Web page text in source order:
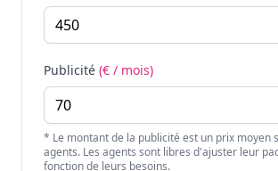
Publicité (€ / mois)
* Le montant de la publicité est un prix moyen
agents. Les agents sont libres d'ajuster leur
fonction de leurs besoins.